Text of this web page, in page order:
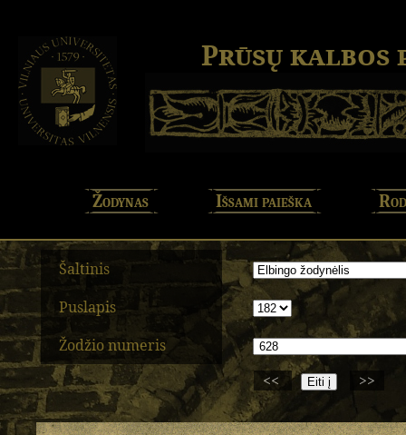
Prūsų kalbos
Žodynas Išsami paieška
Šaltinis
Puslapis
Žodžio numeris
<<
>>